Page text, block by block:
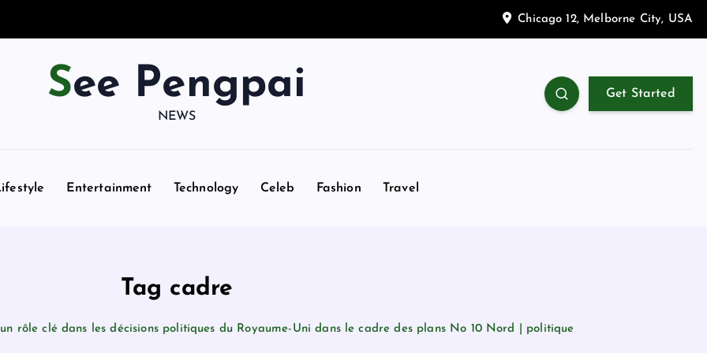
Chicago 12, Melborne City, USA
See Pengpai
NEWS
Get Started
Entertainment Technology Celeb Fashion Travel
Tag cadre
rôle clé dans les décisions politiques du Royaume-Uni dans le cadre des plans No 10 Nord | politique